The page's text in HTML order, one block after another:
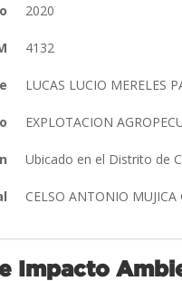
2020
4132
LUCAS LUCIO MERELES
EXPLOTACION
Ubicado en el Distrito de
CELSO ANTONIO MUJICA
Impacto